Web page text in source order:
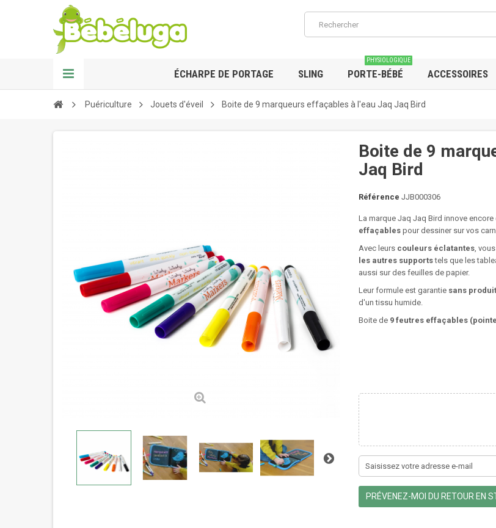
ÉCHARPE DE PORTAGE SLING PORTE-BÉBÉ
PHYSIOLOGIQUE
ACCESSOIRES
Puériculture Jouets d'éveil Boite de 9 marqueurs effaçables à l'eau Jaq Jaq Bird
Boite de 9
Jaq Bird
Référence JJB000306
La marque Jaq Jaq Bird innove
effaçables pour dessiner sur vos
Avec leurs couleurs éclatantes,
les autres supportstels que les
aussi sur des feuilles de papier.
Leur formule est garantie sans
d'un tissu humide.
Boite de 9 feutres effaçables
PRÉVENEZ-MOI DU RETOUR EN